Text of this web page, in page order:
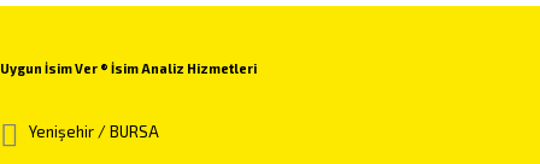
Uygun İsim Ver ® İsim Analiz Hizmetleri
Yenişehir / BURSA